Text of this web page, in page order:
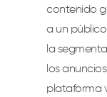
contenido
a un
la
los
plataforma